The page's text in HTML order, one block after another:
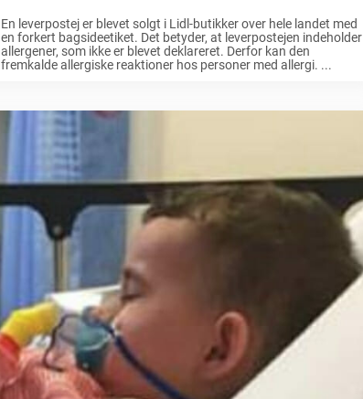
En leverpostej er blevet solgt i Lidl-butikker over hele landet med
en forkert bagsideetiket. Det betyder, at leverpostejen indeholder
allergener, som ikke er blevet deklareret. Derfor kan den
fremkalde allergiske reaktioner hos personer med allergi. ...